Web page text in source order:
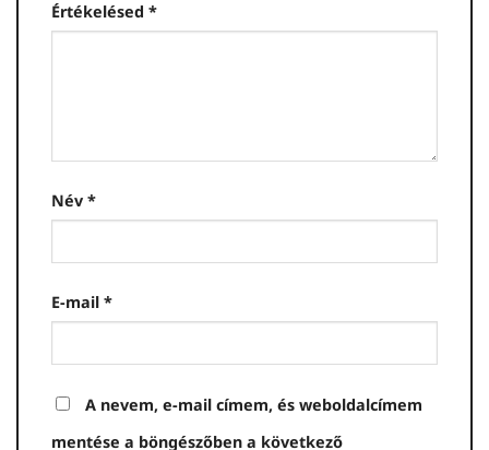
Értékelésed *
Név *
E-mail *
A nevem, e-mail címem, és weboldalcímem
mentése a böngészőben a következő